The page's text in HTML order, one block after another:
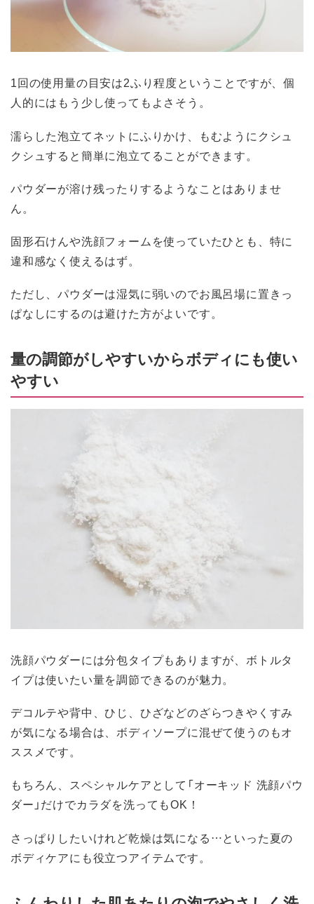
1回の使用量の目安は2ふり程度ということですが、個
人的にはもう少し使ってもよさそう。
濡らした泡立てネットにふりかけ、もむようにクシュ
クシュすると簡単に泡立てることができます。
パウダーが溶け残ったりするようなことはありませ
ん。
固形石けんや洗顔フォームを使っていたひとも、特に
違和感なく使えるはず。
ただし、パウダーは湿気に弱いのでお風呂場に置きっ
ぱなしにするのは避けた方がよいです。
量の調節がしやすいからボディにも使い
やすい
洗顔パウダーには分包タイプもありますが、ボトルタ
イプは使いたい量を調節できるのが魅力。
デコルテや背中、ひじ、ひざなどのざらつきやくすみ
が気になる場合は、ボディソープに混ぜて使うのもオ
ススメです。
もちろん、スペシャルケアとして「オーキッド 洗顔パウ
ダー」だけでカラダを洗ってもOK！
さっぱりしたいけれど乾燥は気になる…といった夏の
ボディケアにも役立つアイテムです。